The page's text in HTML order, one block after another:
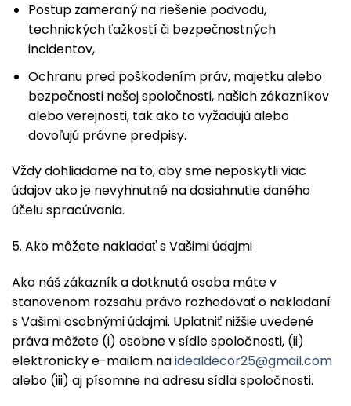
Postup zameraný na riešenie podvodu,
technických ťažkostí či bezpečnostných
incidentov,
Ochranu pred poškodením práv, majetku alebo
bezpečnosti našej spoločnosti, našich zákazníkov
alebo verejnosti, tak ako to vyžadujú alebo
dovoľujú právne predpisy.
Vždy dohliadame na to, aby sme neposkytli viac
údajov ako je nevyhnutné na dosiahnutie daného
účelu spracúvania.
5. Ako môžete nakladať s Vašimi údajmi
Ako náš zákazník a dotknutá osoba máte v
stanovenom rozsahu právo rozhodovať o nakladaní
s Vašimi osobnými údajmi. Uplatniť nižšie uvedené
práva môžete (i) osobne v sídle spoločnosti, (ii)
elektronicky e-mailom naidealdecor25@gmail.com
alebo (iii) aj písomne na adresu sídla spoločnosti.